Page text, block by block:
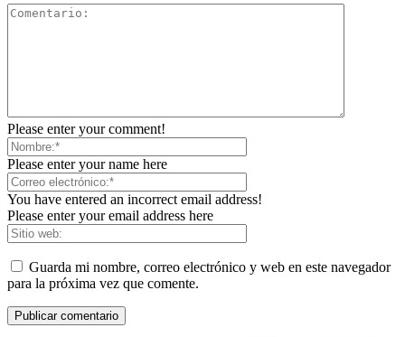
Please enter your comment!
Please enter your name here
You have entered an incorrect email address!
Please enter your email address here
Guarda mi nombre, correo electrónico y web en este navegador
para la próxima vez que comente.